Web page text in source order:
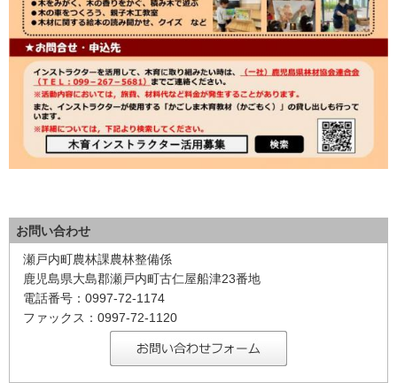
お問い合わせ
瀬戸内町農林課農林整備係
鹿児島県大島郡瀬戸内町古仁屋船津23番地
電話番号：0997-72-1174
ファックス：0997-72-1120